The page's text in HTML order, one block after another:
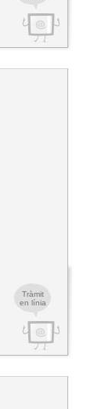
Tràmit
en línia